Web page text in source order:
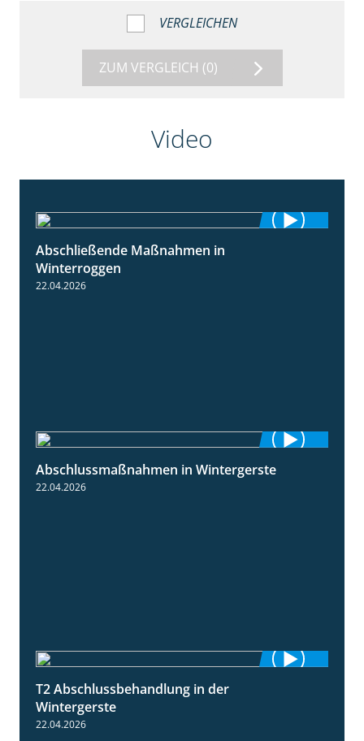
VERGLEICHEN
ZUM VERGLEICH (0)
Video
Abschließende Maßnahmen in
Winterroggen
22.04.2026
Abschlussmaßnahmen in Wintergerste
22.04.2026
T2 Abschlussbehandlung in der
Wintergerste
22.04.2026